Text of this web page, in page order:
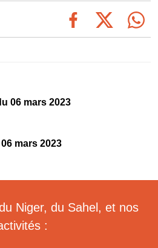
06 mars 2023
mars 2023
Niger, du Sahel, et nos
: